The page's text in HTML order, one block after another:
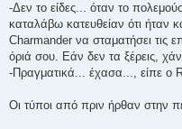
-Δεν το είδες... όταν το
καταλάβω κατευθείαν ότι ήταν
Charmander να σταματήσει τις
όριά σου. Εάν δεν τα ξέρεις,
-Πραγματικά... έχασα..., είπε ο
Οι τύποι από πριν ήρθαν στην